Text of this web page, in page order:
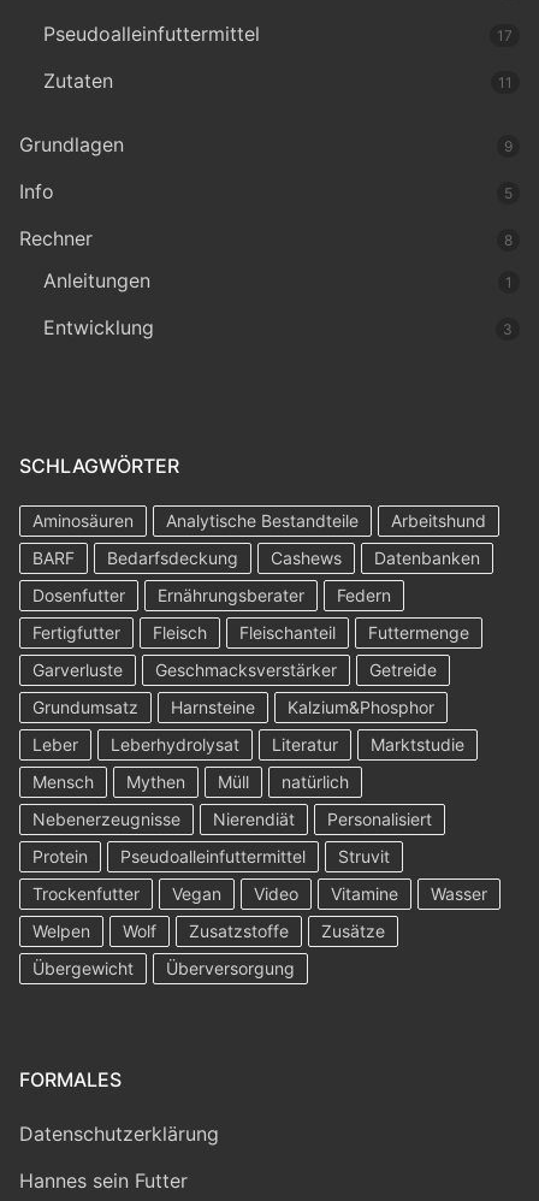
Pseudoalleinfuttermittel 17
Zutaten 11
Grundlagen 9
Info 5
Rechner 8
Anleitungen 1
Entwicklung 3
SCHLAGWÖRTER
Aminosäuren Analytische Bestandteile
Arbeitshund
BARF
Bedarfsdeckung Cashews
Datenbanken
Dosenfutter
Ernährungsberater
Federn
Fertigfutter
Fleisch Fleischanteil
Futtermenge
Garverluste
Geschmacksverstärker
Getreide
Grundumsatz
Harnsteine
Kalzium&Phosphor
Leber
Leberhydrolysat Literatur
Marktstudie
Mensch
Mythen Müll
natürlich
Nebenerzeugnisse
Nierendiät
Personalisiert
Protein
Pseudoalleinfuttermittel
Struvit
Trockenfutter
Vegan Video Vitamine
Wasser
Welpen
Wolf Zusatzstoffe
Zusätze
Übergewicht
Überversorgung
FORMALES
Datenschutzerklärung
Hannes sein Futter